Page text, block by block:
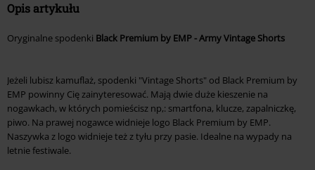
Opis artykułu
Oryginalne spodenki Black Premium by EMP - Army Vintage Shorts
Jeżeli lubisz kamuflaż, spodenki "Vintage Shorts" od Black Premium by
EMP powinny Cię zainyteresować. Mają dwie duże kieszenie na
nogawkach, w których pomieścisz np,: smartfona, klucze, zapalniczkę,
piwo. Na prawej nogawce widnieje logo Black Premium by EMP.
Naszywka z logo widnieje też z tyłu przy pasie. Idealne na wypady na
letnie festiwale.